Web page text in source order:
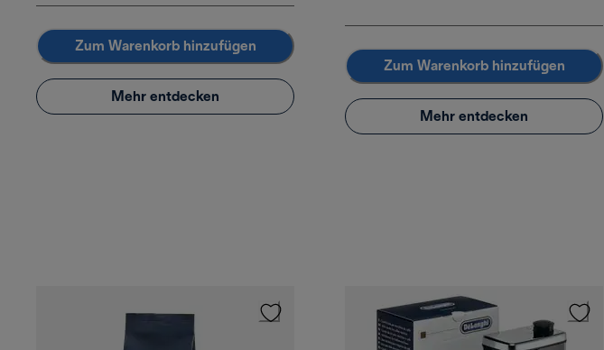
Zum Warenkorb hinzufügen
Mehr entdecken
Zum Warenkorb hinzufügen
Mehr entdecken